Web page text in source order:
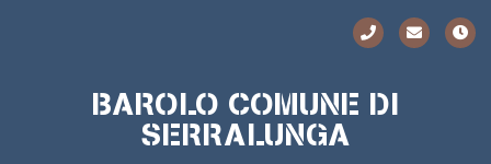
BAROLO COMUNE DI
SERRALUNGA